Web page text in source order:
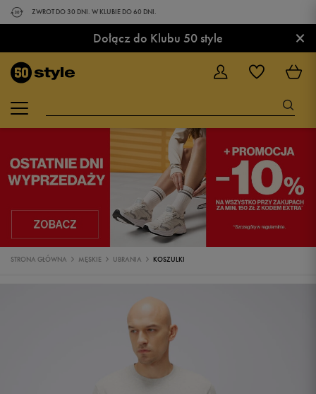
ZWROT DO 30 DNI. W KLUBIE DO 60 DNI.
Dołącz do Klubu 50 style ×
STRONA GŁÓWNA MĘSKIE UBRANIA KOSZULKI